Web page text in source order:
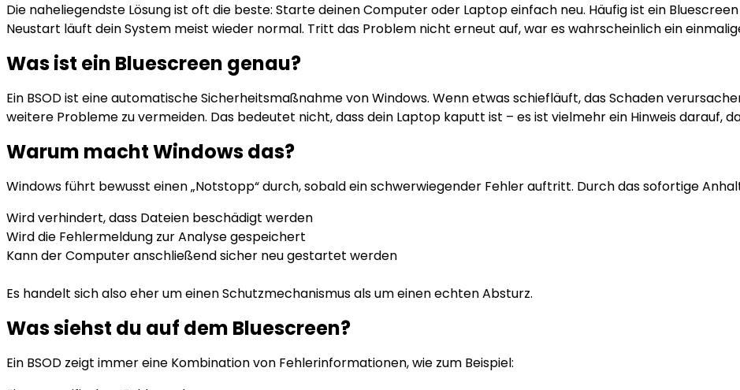
Die naheliegendste Lösung ist oft die beste: Starte deinen Computer oder Laptop einfach neu. Häufig ist ein
Neustart läuft dein System meist wieder normal. Tritt das Problem nicht erneut auf, war es wahrscheinlich ein
Was ist ein Bluescreen genau?
Ein BSOD ist eine automatische Sicherheitsmaßnahme von Windows. Wenn etwas schiefläuft, das Schaden
weitere Probleme zu vermeiden. Das bedeutet nicht, dass dein Laptop kaputt ist – es ist vielmehr ein Hinweis darauf,
Warum macht Windows das?
Windows führt bewusst einen „Notstopp“ durch, sobald ein schwerwiegender Fehler auftritt. Durch das sofortige
Wird verhindert, dass Dateien beschädigt werden
Wird die Fehlermeldung zur Analyse gespeichert
Kann der Computer anschließend sicher neu gestartet werden
Es handelt sich also eher um einen Schutzmechanismus als um einen echten Absturz.
Was siehst du auf dem Bluescreen?
Ein BSOD zeigt immer eine Kombination von Fehlerinformationen, wie zum Beispiel: